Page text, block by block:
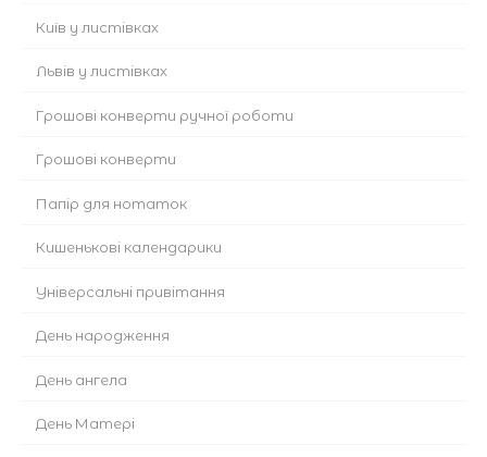
Київ у листівках
Львів у листівках
Грошові конверти ручної роботи
Грошові конверти
Папір для нотаток
Кишенькові календарики
Універсальні привітання
День народження
День ангела
День Матері